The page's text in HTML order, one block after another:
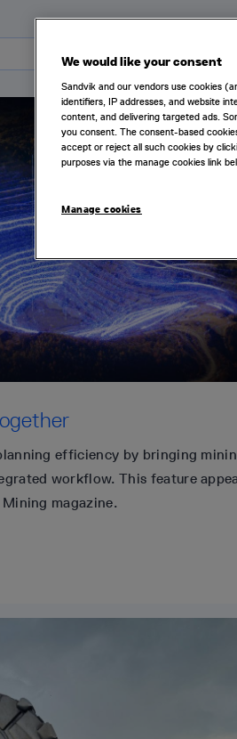
efficiency by bringing
workflow. This feature
magazine.
We would like your consent
Sandvik and our vendors use cookies
identifiers, IP addresses, and website
content, and delivering targeted ads.
you consent. The consent-based
accept or reject all such cookies by
purposes via the manage cookies link
Manage cookies